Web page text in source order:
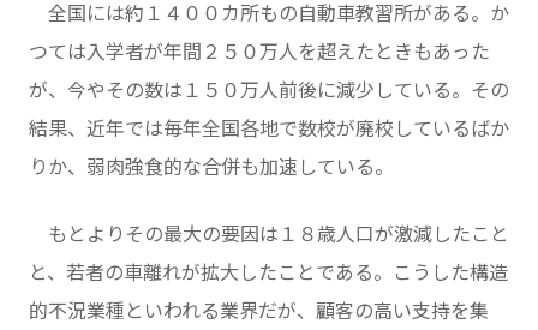
全国には約１４００カ所もの自動車教習所がある。か
つては入学者が年間２５０万人を超えたときもあった
が、今やその数は１５０万人前後に減少している。その
結果、近年では毎年全国各地で数校が廃校しているばか
りか、弱肉強食的な合併も加速している。
もとよりその最大の要因は１８歳人口が激減したこと
と、若者の車離れが拡大したことである。こうした構造
的不況業種といわれる業界だが、顧客の高い支持を集